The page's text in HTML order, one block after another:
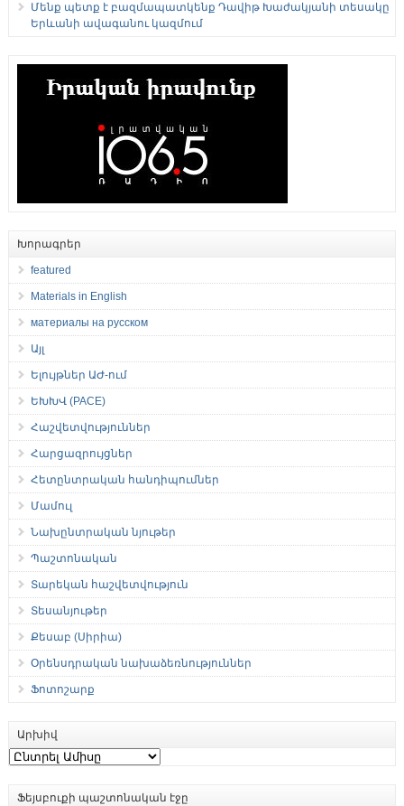
Մենք պետք է բազմապատկենք Դավիթ Խաժակյանի տեսակը
Երևանի ավագանու կազմում
Խորագրեր
featured
Materials in English
материалы на русском
Այլ
Ելույթներ ԱԺ-ում
ԵԽԽՎ (PACE)
Հաշվետվություններ
Հարցազրույցներ
Հետընտրական հանդիպումներ
Մամուլ
Նախընտրական նյութեր
Պաշտոնական
Տարեկան հաշվետվություն
Տեսանյութեր
Քեսաբ (Սիրիա)
Օրենսդրական նախաձեռնություններ
Ֆոտոշարք
Արխիվ
Արխիվ
Ֆեյսբուքի պաշտոնական էջը